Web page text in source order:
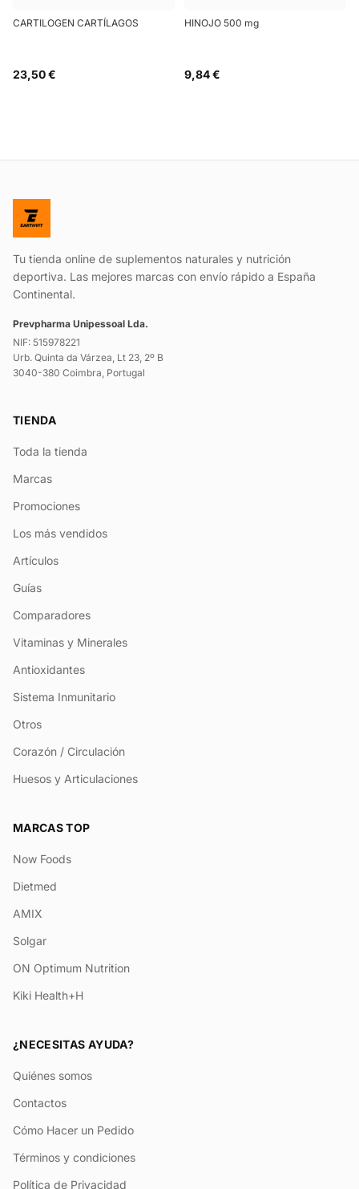
CARTILOGEN CARTÍLAGOS
23,50 €
HINOJO 500 mg
9,84 €
Tu tienda online de suplementos naturales y nutrición
deportiva. Las mejores marcas con envío rápido a España
Continental.
Prevpharma Unipessoal Lda.
NIF: 515978221
Urb. Quinta da Várzea, Lt 23, 2º B
3040-380 Coimbra, Portugal
TIENDA
Toda la tienda
Marcas
Promociones
Los más vendidos
Artículos
Guías
Comparadores
Vitaminas y Minerales
Antioxidantes
Sistema Inmunitario
Otros
Corazón / Circulación
Huesos y Articulaciones
MARCAS TOP
Now Foods
Dietmed
AMIX
Solgar
ON Optimum Nutrition
Kiki Health+H
¿NECESITAS AYUDA?
Quiénes somos
Contactos
Cómo Hacer un Pedido
Términos y condiciones
Política de Privacidad